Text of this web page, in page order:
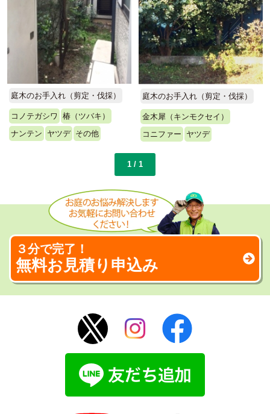
庭木のお手入れ（剪定・伐採）
コノテガシワ
椿（ツバキ）
ナンテン
ヤツデ その他
庭木のお手入れ（剪定・伐採）
金木犀（キンモクセイ）
コニファー
ヤツデ
1 / 1
３分で完了！
無料お見積り申込み